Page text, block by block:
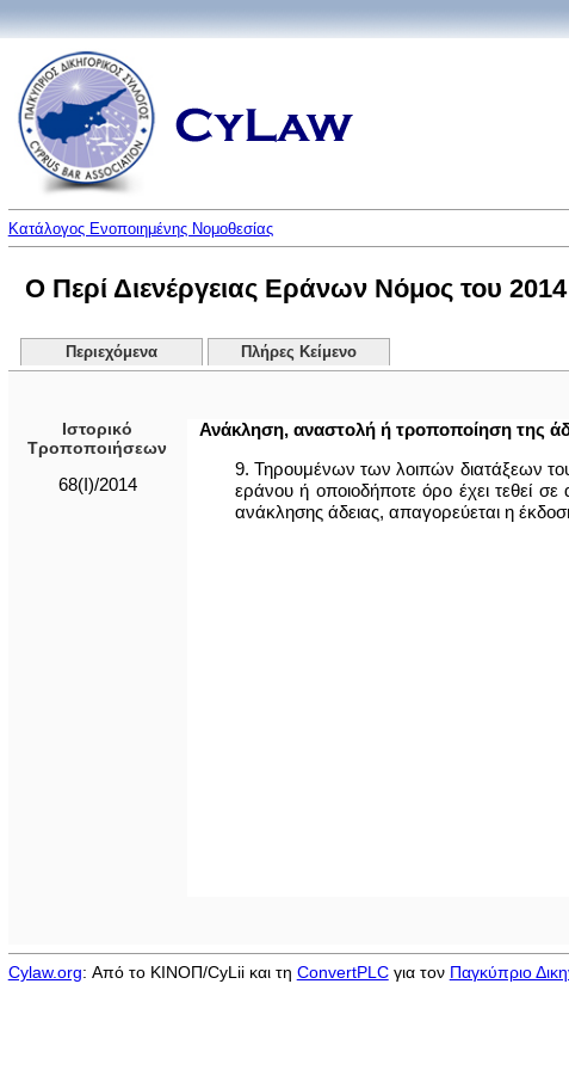
Κατάλογος Ενοποιημένης Νομοθεσίας
Ο Περί Διενέργειας Εράνων Νόμος του 2014
Περιεχόμενα Πλήρες Κείμενο
Ιστορικό
Τροποποιήσεων
68(Ι)/2014
Ανάκληση, αναστολή ή τροποποίηση της
9. Τηρουμένων των λοιπών διατάξεων
εράνου ή οποιοδήποτε όρο έχει τεθεί
ανάκλησης άδειας, απαγορεύεται η
Cylaw.org: Από το ΚΙΝOΠ/CyLii και τη ConvertPLCγια τον Παγκύπριο